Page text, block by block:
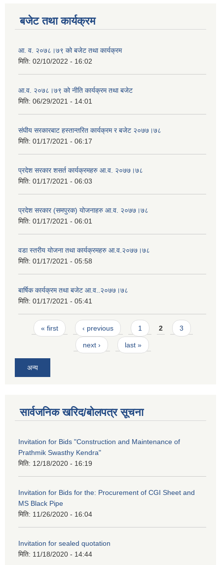
बजेट तथा कार्यक्रम
आ. व. २०७८।७९ को बजेट तथा कार्यक्रम
मिति: 02/10/2022 - 16:02
आ.व. २०७८।७९ को नीति कार्यक्रम तथा बजेट
मिति: 06/29/2021 - 14:01
संघीय सरकारबाट हस्तान्तरित कार्यक्रम र बजेट २०७७।७८
मिति: 01/17/2021 - 06:17
प्रदेश सरकार शसर्त कार्यक्रमहरु आ.व. २०७७।७८
मिति: 01/17/2021 - 06:03
प्रदेश सरकार (समपुरक) योजनाहरु आ.व. २०७७।७८
मिति: 01/17/2021 - 06:01
वडा स्तरीय योजना तथा कार्यक्रमहरु आ.व.२०७७।७८
मिति: 01/17/2021 - 05:58
बार्षिक कार्यक्रम तथा बजेट आ.व..२०७७।७८
मिति: 01/17/2021 - 05:41
Pages
« first ‹ previous 1 2 3
next › last »
अन्य
सार्वजनिक खरिद/बोलपत्र सूचना
Invitation for Bids "Construction and Maintenance of
Prathmik Swasthy Kendra"
मिति: 12/18/2020 - 16:19
Invitation for Bids for the: Procurement of CGI Sheet and
MS Black Pipe
मिति: 11/26/2020 - 16:04
Invitation for sealed quotation
मिति: 11/18/2020 - 14:44